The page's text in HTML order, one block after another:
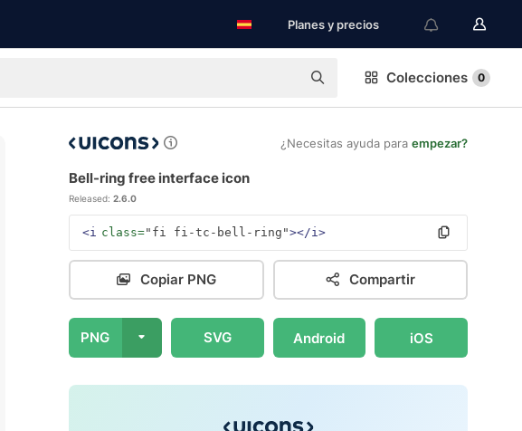
Planes y precios
Colecciones 0
¿Necesitas ayuda para empezar?
Bell-ring free interface icon
Released: 2.6.0
<i class="fi fi-tc-bell-ring"></i>
Copiar PNG Compartir
PNG SVG Android iOS